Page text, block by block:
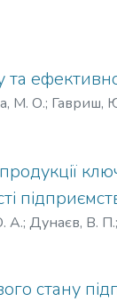
та
М. О.; Гавриш,
А.; Дунаєв, В. П.;
стану